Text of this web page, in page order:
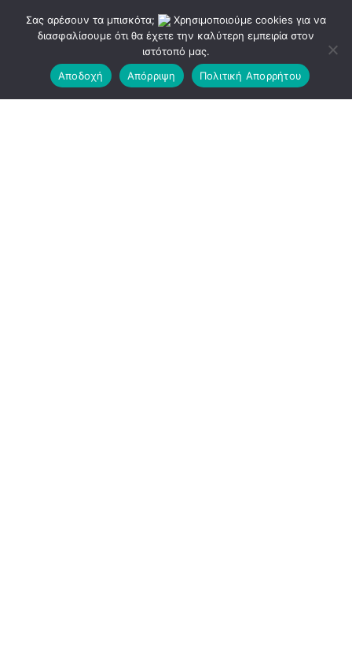
Σας αρέσουν τα μπισκότα;
Χρησιμοποιούμε cookies για να
διασφαλίσουμε ότι θα έχετε την καλύτερη εμπειρία στον
ιστότοπό μας.
Αποδοχή
Απόρριψη Πολιτική Απορρήτου